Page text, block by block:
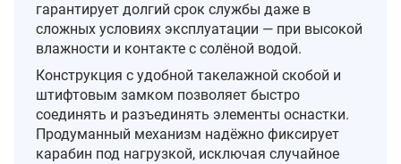
гарантирует долгий срок службы даже в
сложных условиях эксплуатации — при высокой
влажности и контакте с солёной водой.
Конструкция с удобной такелажной скобой и
штифтовым замком позволяет быстро
соединять и разъединять элементы оснастки.
Продуманный механизм надёжно фиксирует
карабин под нагрузкой, исключая случайное